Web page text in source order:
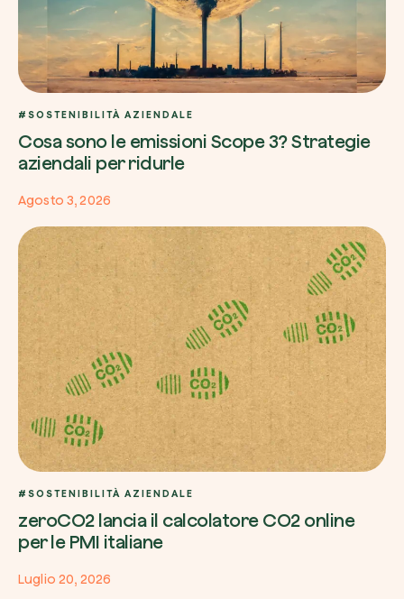
#SOSTENIBILITÀ AZIENDALE
Cosa sono le emissioni Scope 3? Strategie
aziendali per ridurle
Agosto 3, 2026
#SOSTENIBILITÀ AZIENDALE
zeroCO2 lancia il calcolatore CO2 online
per le PMI italiane
Luglio 20, 2026